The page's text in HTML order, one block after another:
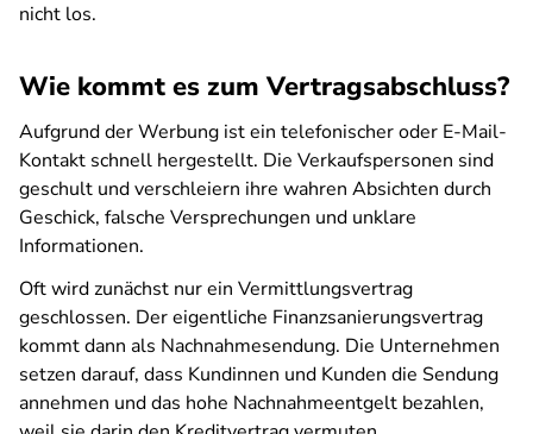
nicht los.
Wie kommt es zum Vertragsabschluss?
Aufgrund der Werbung ist ein telefonischer oder E-Mail-
Kontakt schnell hergestellt. Die Verkaufspersonen sind
geschult und verschleiern ihre wahren Absichten durch
Geschick, falsche Versprechungen und unklare
Informationen.
Oft wird zunächst nur ein Vermittlungsvertrag
geschlossen. Der eigentliche Finanzsanierungsvertrag
kommt dann als Nachnahmesendung. Die Unternehmen
setzen darauf, dass Kundinnen und Kunden die Sendung
annehmen und das hohe Nachnahmeentgelt bezahlen,